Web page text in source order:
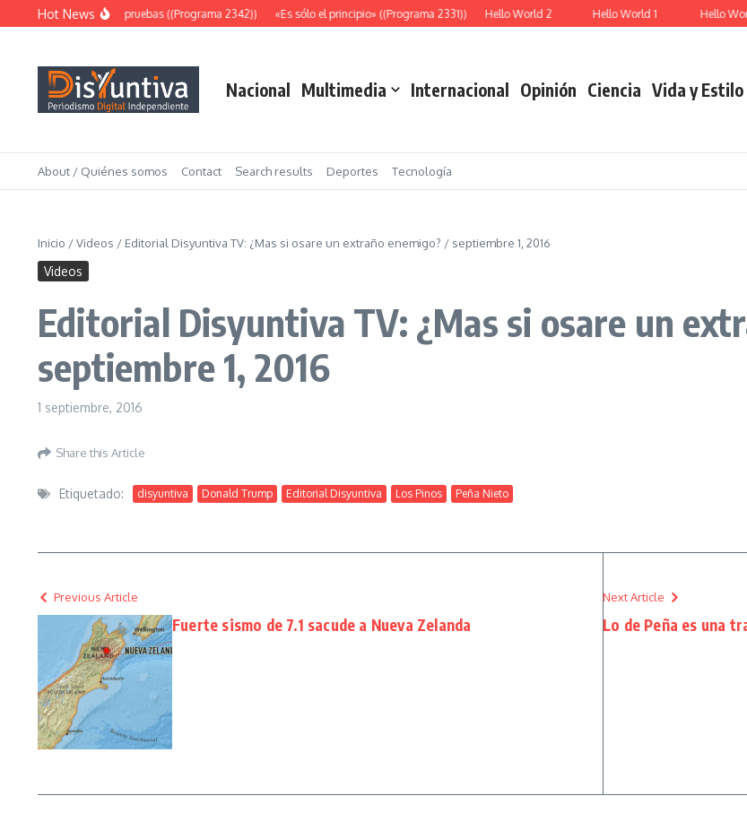
Saltar al contenido
Hot News
Abundantes pruebas ((Programa 2342)) «Es sólo el principio» ((Programa 2331)) Hello World 2 Hello World 1 Hello
Nacional Multimedia Internacional Opinión Ciencia Vida y Estilo
About / Quiénes somos Contact Search results Deportes Tecnología
Inicio /Videos / Editorial Disyuntiva TV: ¿Mas si osare un extraño enemigo? / septiembre 1, 2016
Videos
Editorial Disyuntiva TV: ¿Mas si osare un
septiembre 1, 2016
1 septiembre, 2016
Share this Article
Etiquetado: disyuntiva Donald Trump Editorial Disyuntiva Los Pinos Peña Nieto
Previous Article
Fuerte sismo de 7.1 sacude a Nueva Zelanda
Next Article
Lo de Peña es una